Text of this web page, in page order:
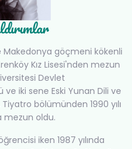
Makedonya göçmeni kökenli
Kız Lisesi'nden mezun
Devlet
iki sene Eski Yunan Dili ve
bölümünden 1990 yılı
mezun oldu.
iken 1987 yılında